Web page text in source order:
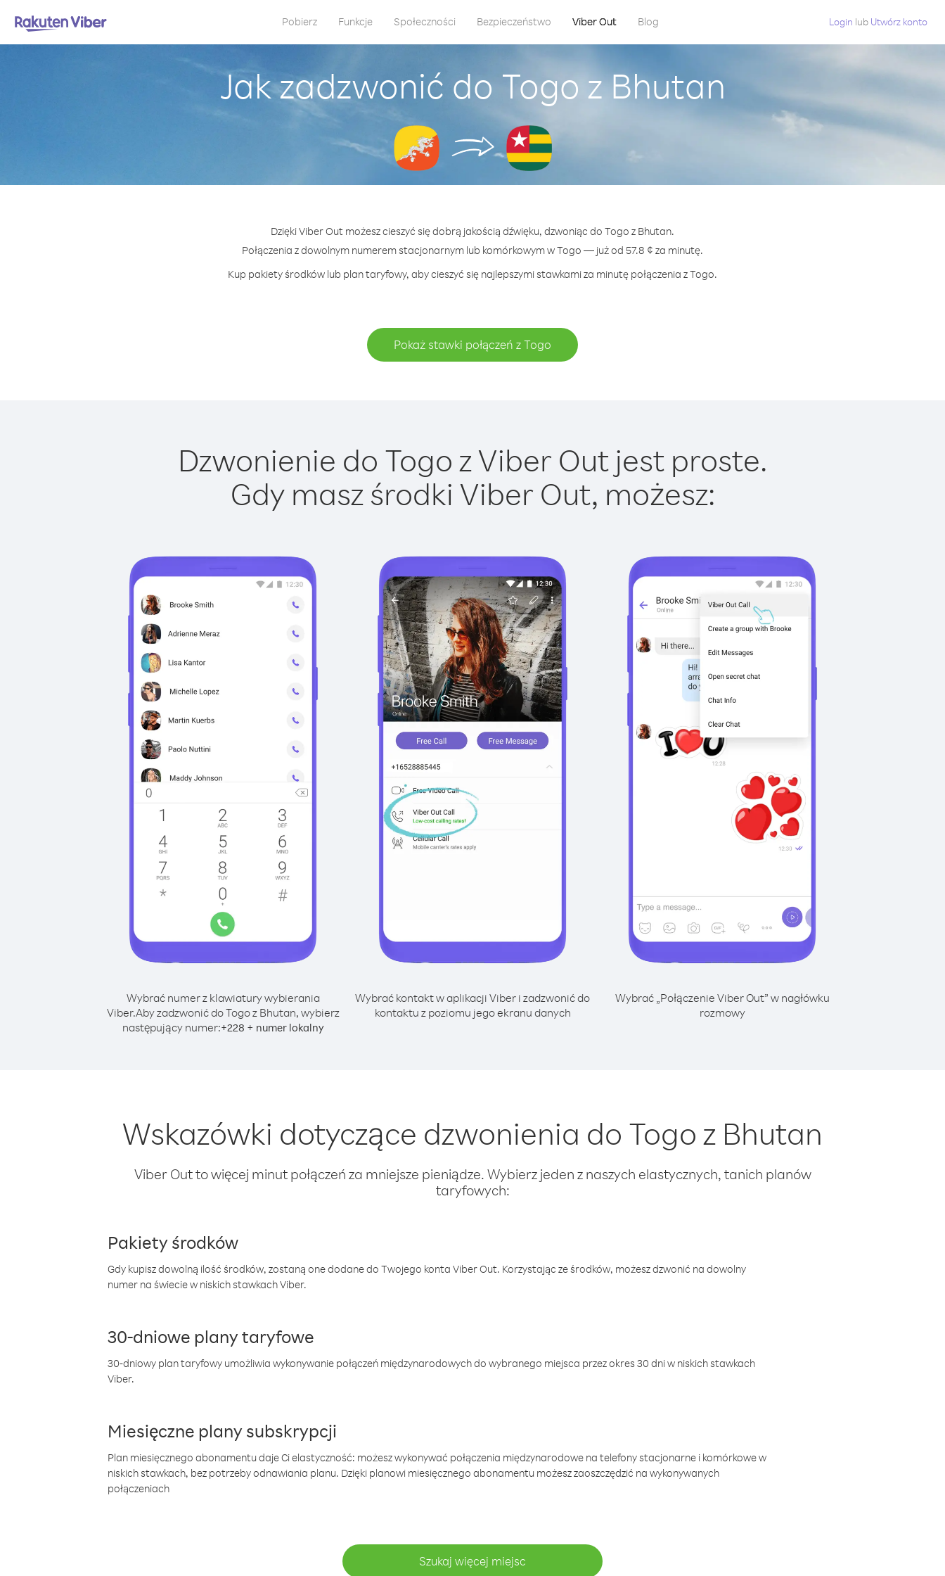
Pobierz Funkcje Społeczności Bezpieczeństwo Viber Out Blog Login lub Utwórz konto
Jak zadzwonić do Togo z Bhutan
Dzięki Viber Out możesz cieszyć się dobrą jakością dźwięku, dzwoniąc do Togo z Bhutan.
Połączenia z dowolnym numerem stacjonarnym lub komórkowym w Togo — już od 57.8 ¢ za minutę.
Kup pakiety środków lub plan taryfowy, aby cieszyć się najlepszymi stawkami za minutę połączenia z Togo.
Pokaż stawki połączeń z Togo
Dzwonienie do Togo z Viber Out jest proste.
Gdy masz środki Viber Out, możesz:
Wybrać numer z klawiatury wybierania
Viber.Aby zadzwonić do Togo z Bhutan, wybierz
następujący numer:+228 + numer lokalny
Wybrać kontakt w aplikacji Viber i zadzwonić do
kontaktu z poziomu jego ekranu danych
Wybrać „Połączenie Viber Out” w nagłówku
rozmowy
Wskazówki dotyczące dzwonienia do Togo z Bhutan
Viber Out to więcej minut połączeń za mniejsze pieniądze. Wybierz jeden z naszych elastycznych, tanich planów
taryfowych:
Pakiety środków
Gdy kupisz dowolną ilość środków, zostaną one dodane do Twojego konta Viber Out. Korzystając ze środków, możesz dzwonić na dowolny
numer na świecie w niskich stawkach Viber.
30-dniowe plany taryfowe
30-dniowy plan taryfowy umożliwia wykonywanie połączeń międzynarodowych do wybranego miejsca przez okres 30 dni w niskich stawkach
Viber.
Miesięczne plany subskrypcji
Plan miesięcznego abonamentu daje Ci elastyczność: możesz wykonywać połączenia międzynarodowe na telefony stacjonarne i komórkowe w
niskich stawkach, bez potrzeby odnawiania planu. Dzięki planowi miesięcznego abonamentu możesz zaoszczędzić na wykonywanych
połączeniach
Szukaj więcej miejsc